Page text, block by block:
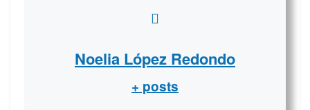
Noelia López Redondo
+ posts